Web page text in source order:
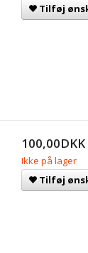
Tilføj
100,00DKK
Ikke på lager
Tilføj